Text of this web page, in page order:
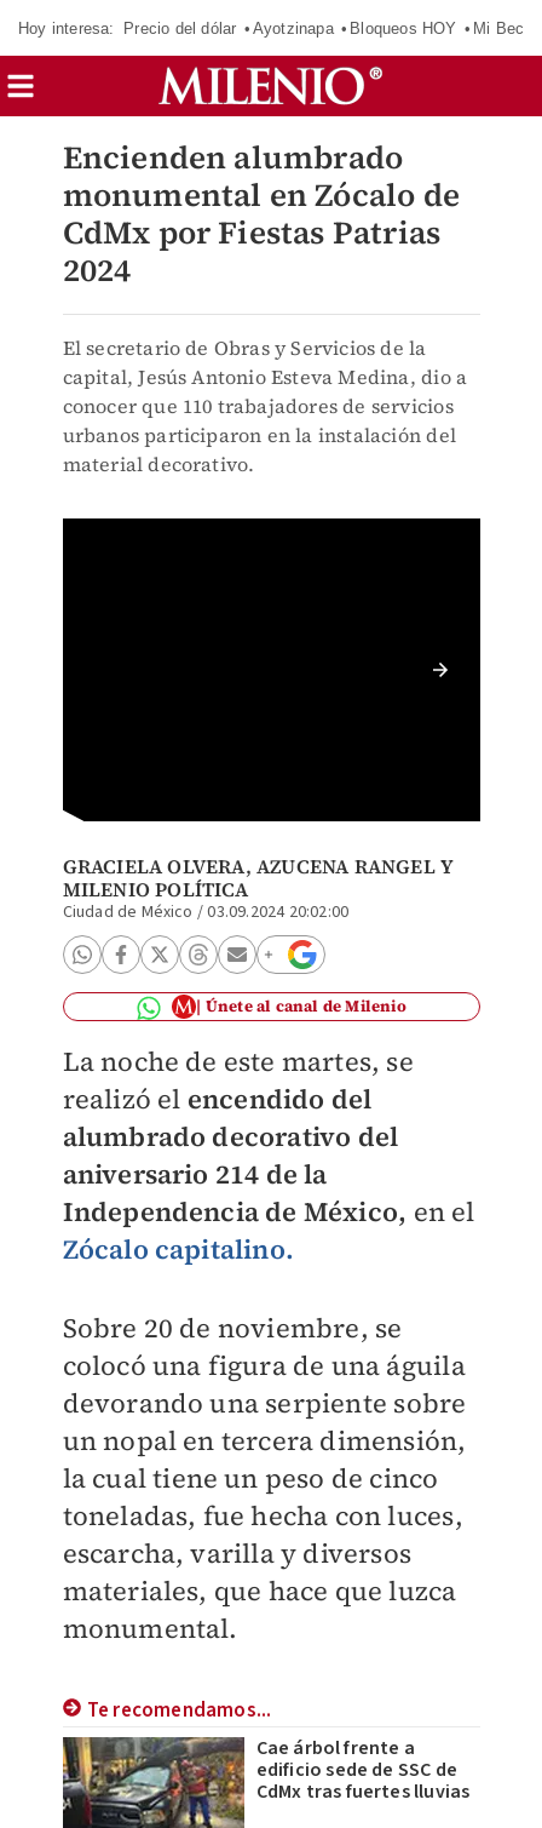
Hoy interesa: Precio del dólar Ayotzinapa Bloqueos HOY Mi Beca
Encienden alumbrado
monumental en Zócalo de
CdMx por Fiestas Patrias
2024
El secretario de Obras y Servicios de la
capital, Jesús Antonio Esteva Medina, dio a
conocer que 110 trabajadores de servicios
urbanos participaron en la instalación del
material decorativo.
GRACIELA OLVERA, AZUCENA RANGELY
MILENIO POLÍTICA
Ciudad de México /03.09.2024 20:02:00
Únete al canal de Milenio
La noche de este martes, se
realizó el encendido del
alumbrado decorativo del
aniversario 214 de la
Independencia de México, en el
Zócalo capitalino.
Sobre 20 de noviembre, se
colocó una figura de una águila
devorando una serpiente sobre
un nopal en tercera dimensión,
la cual tiene un peso de cinco
toneladas, fue hecha con luces,
escarcha, varilla y diversos
materiales, que hace que luzca
monumental.
Te recomendamos...
Cae árbol frente a
edificio sede de SSC de
CdMx tras fuertes lluvias